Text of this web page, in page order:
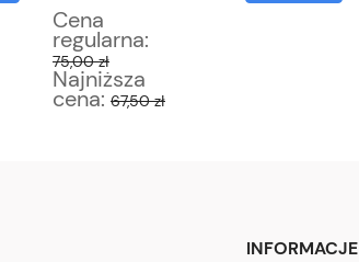
Cena
regularna:
75,00 zł
Najniższa
cena: 67,50 zł
INFORMACJE